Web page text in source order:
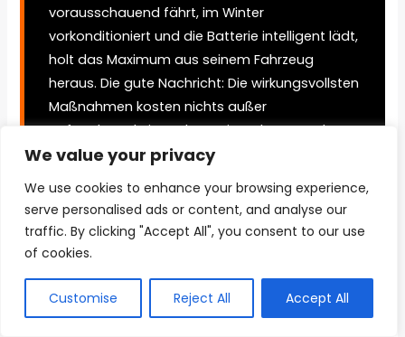
We value your privacy
We use cookies to enhance your browsing experience,
serve personalised ads or content, and analyse our
traffic. By clicking "Accept All", you consent to our use
of cookies.
Customise Reject All Accept All
vorausschauend fährt, im Winter
vorkonditioniert und die Batterie intelligent lädt,
holt das Maximum aus seinem Fahrzeug
heraus. Die gute Nachricht: Die wirkungsvollsten
Maßnahmen kosten nichts außer
Aufmerksamkeit. Und wer einmal verstanden
hat, wie Reichweite entsteht, hört auf, ständig